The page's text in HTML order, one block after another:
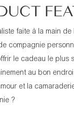
le cadeau le plus
au bon
et la
?